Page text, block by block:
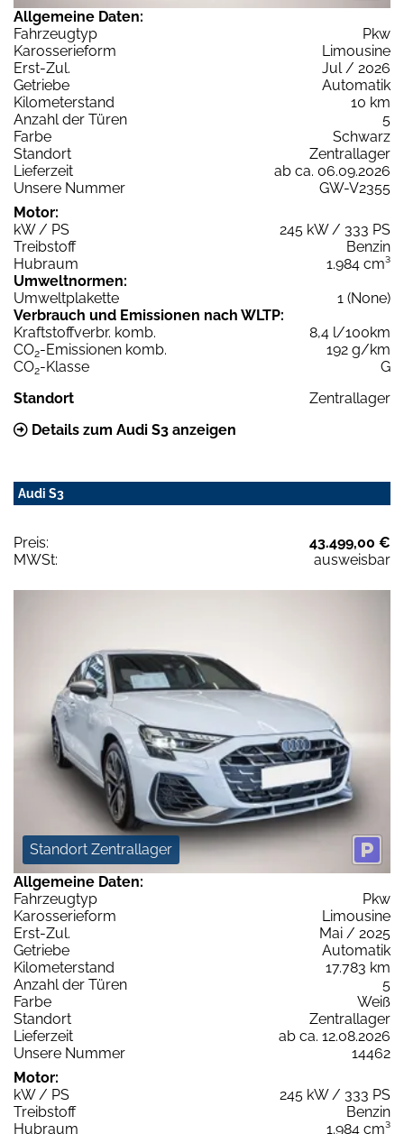
Allgemeine Daten:
Fahrzeugtyp
Pkw
Karosserieform
Limousine
Erst-Zul.
Jul / 2026
Getriebe
Automatik
Kilometerstand
10 km
Anzahl der Türen
5
Farbe
Schwarz
Standort
Zentrallager
Lieferzeit
ab ca. 06.09.2026
Unsere Nummer
GW-V2355
Motor:
kW / PS
245 kW / 333 PS
Treibstoff
Benzin
Hubraum
1.984 cm³
Umweltnormen:
Umweltplakette
1 (None)
Verbrauch und Emissionen nach WLTP:
Kraftstoffverbr. komb.
8,4 l/100km
CO2-Emissionen komb.
192 g/km
CO2-Klasse
G
Standort
Zentrallager
Details zum Audi S3 anzeigen
Audi S3
Preis:
43.499,00 €
MWSt:
ausweisbar
Standort Zentrallager
Allgemeine Daten:
Fahrzeugtyp
Pkw
Karosserieform
Limousine
Erst-Zul.
Mai / 2025
Getriebe
Automatik
Kilometerstand
17.783 km
Anzahl der Türen
5
Farbe
Weiß
Standort
Zentrallager
Lieferzeit
ab ca. 12.08.2026
Unsere Nummer
14462
Motor:
kW / PS
245 kW / 333 PS
Treibstoff
Benzin
Hubraum
1.984 cm³